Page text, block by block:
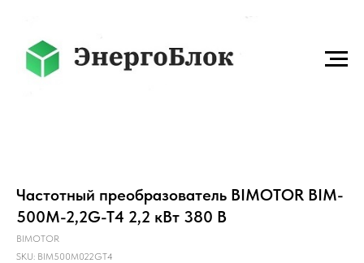
Частотный преобразователь BIMOTOR BIM-
500M-2,2G-T4 2,2 кВт 380 В
BIMOTOR
SKU: BIM500M022GT4